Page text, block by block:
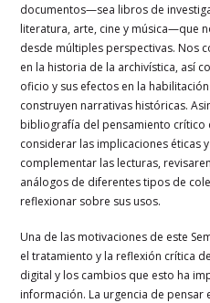
documentos—sea libros de
literatura, arte, cine y música—que
desde múltiples perspectivas. Nos
en la historia de la archivística, así
oficio y sus efectos en la
construyen narrativas históricas.
bibliografía del pensamiento crítico
considerar las implicaciones éticas
complementar las lecturas,
análogos de diferentes tipos de
reflexionar sobre sus usos.
Una de las motivaciones de este
el tratamiento y la reflexión crítica
digital y los cambios que esto ha
información. La urgencia de